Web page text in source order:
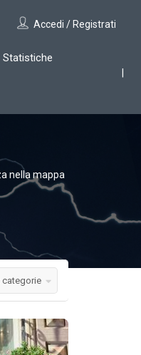
Accedi / Registrati
Statistiche
nella mappa
categorie